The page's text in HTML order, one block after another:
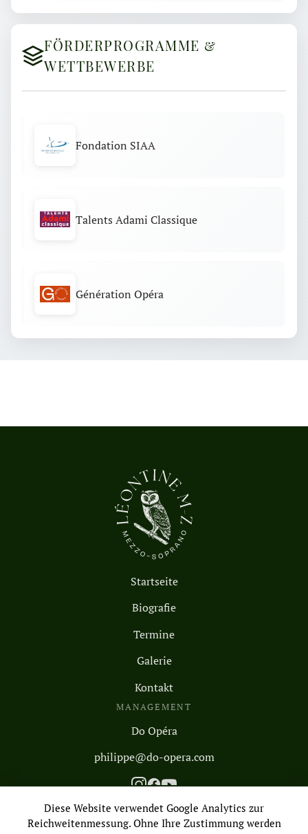
FÖRDERPROGRAMME &
WETTBEWERBE
Fondation SIAA
Talents Adami Classique
Génération Opéra
Startseite
Biografie
Termine
Galerie
Kontakt
MANAGEMENT
Do Opéra
philippe@do-opera.com
Gestaltet und realisiert von Toucan Studio
Diese Website verwendet Google Analytics zur
Reichweitenmessung. Ohne Ihre Zustimmung werden